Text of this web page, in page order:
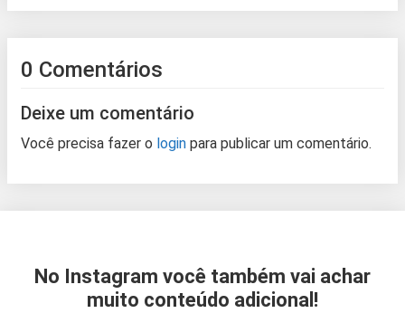
0 Comentários
Deixe um comentário
Você precisa fazer o login para publicar um comentário.
No Instagram você também vai achar
muito conteúdo adicional!